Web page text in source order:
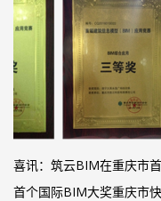
喜讯：筑云BIM在重庆市
首个国际BIM大奖重庆市